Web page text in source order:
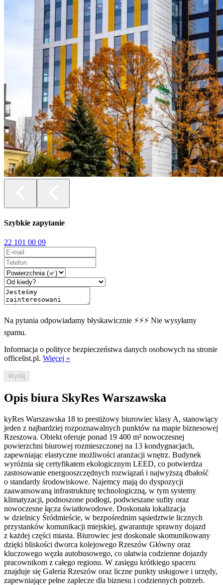
Szybkie zapytanie
22 101 00 09
Na pytania odpowiadamy błyskawicznie ⚡⚡⚡ Nie wysyłamy
spamu.
Informacja o polityce bezpieczeństwa danych osobowych na stronie
officelist.pl. Więcej »
Wyślij
Opis biura SkyRes Warszawska
kyRes Warszawska 18 to prestiżowy biurowiec klasy A, stanowiący
jeden z najbardziej rozpoznawalnych punktów na mapie biznesowej
Rzeszowa. Obiekt oferuje ponad 19 400 m² nowoczesnej
powierzchni biurowej rozmieszczonej na 13 kondygnacjach,
zapewniając elastyczne możliwości aranżacji wnętrz. Budynek
wyróżnia się certyfikatem ekologicznym LEED, co potwierdza
zastosowanie energooszczędnych rozwiązań i najwyższą dbałość
o standardy środowiskowe. Najemcy mają do dyspozycji
zaawansowaną infrastrukturę technologiczną, w tym systemy
klimatyzacji, podnoszone podłogi, podwieszane sufity oraz
nowoczesne łącza światłowodowe. Doskonała lokalizacja
w dzielnicy Śródmieście, w bezpośrednim sąsiedztwie licznych
przystanków komunikacji miejskiej, gwarantuje sprawny dojazd
z każdej części miasta. Biurowiec jest doskonale skomunikowany
dzięki bliskości dworca kolejowego Rzeszów Główny oraz
kluczowego węzła autobusowego, co ułatwia codzienne dojazdy
pracownikom z całego regionu. W zasięgu krótkiego spaceru
znajduje się Galeria Rzeszów oraz liczne punkty usługowe i urzędy,
zapewniające pełne zaplecze dla biznesu i codziennych potrzeb.